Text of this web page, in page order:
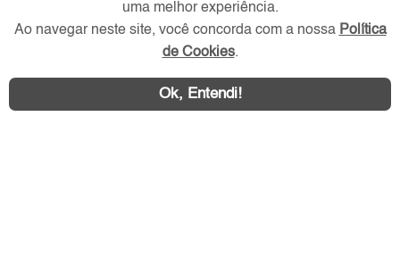
uma melhor experiência.
Ao navegar neste site, você concorda com a nossa Política
de Cookies.
Ok, Entendi!